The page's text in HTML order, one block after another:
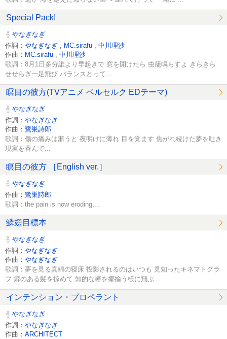
Special Pack!
やなぎなぎ
作詞： やなぎなぎ MC.sirafu
中川理沙
作曲： MC.sirafu 中川理沙
歌詞：8月1日多分誰より早起きで 窓を開けたら 虫籠鳴らすよ きらきら
せせらぎ一足飛び バランスとって...
瞑目の彼方(TVアニメ ベルセルク EDテーマ)
やなぎなぎ
作詞： やなぎなぎ
作曲： 鷺巣詩郎
歌詞：傷の痛みは漸うと 夜明けに薄れ 目を覚ます 焦がれ続けた夢を吐き
現実を呑んで...
瞑目の彼方 ［English ver.］
やなぎなぎ
作曲： 鷺巣詩郎
歌詞：the pain is now eroding,...
鱗翅目標本
やなぎなぎ
作詞： やなぎなぎ
作曲： やなぎなぎ
歌詞：夢を見る真綿の寝床 投影されるのはいつも 見知ったキネマトグラ
フ 癖のある髪を掠めて 知的な瞳を揶揄う様に飛ぶ...
インテンション・プロペラント
やなぎなぎ
作詞： やなぎなぎ
作曲： ARCHITECT